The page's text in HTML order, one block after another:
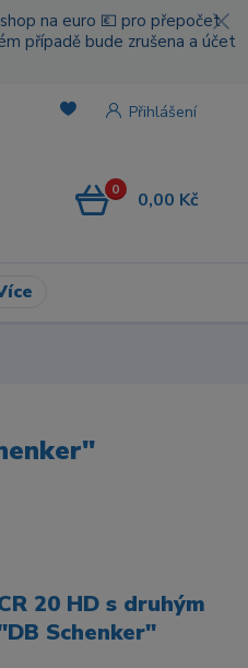
na euro 💶 pro přepočet
případě bude zrušena a účet
Přihlášení
0 0,00 Kč
20 HD s druhým
Schenker"